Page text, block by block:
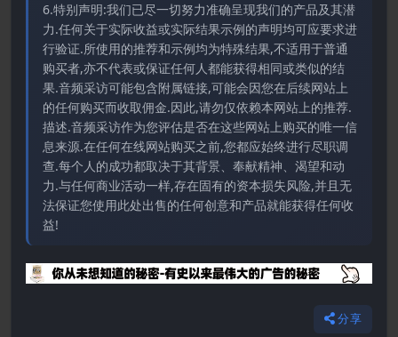
6.特别声明:我们已尽一切努力准确呈现我们的产品及其潜
力.任何关于实际收益或实际结果示例的声明均可应要求进
行验证.所使用的推荐和示例均为特殊结果,不适用于普通
购买者,亦不代表或保证任何人都能获得相同或类似的结
果.音频采访可能包含附属链接,可能会因您在后续网站上
的任何购买而收取佣金.因此,请勿仅依赖本网站上的推荐.
描述.音频采访作为您评估是否在这些网站上购买的唯一信
息来源.在任何在线网站购买之前,您都应始终进行尽职调
查.每个人的成功都取决于其背景、奉献精神、渴望和动
力.与任何商业活动一样,存在固有的资本损失风险,并且无
法保证您使用此处出售的任何创意和产品就能获得任何收
益!
分享